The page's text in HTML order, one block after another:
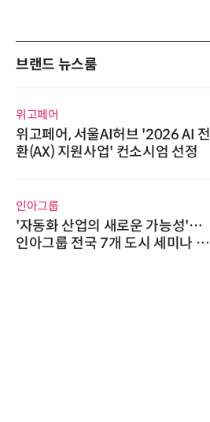
브랜드 뉴스룸
위고페어
위고페어, 서울AI허브 '2026 AI 전
환(AX) 지원사업' 컨소시엄 선정
인아그룹
'자동화 산업의 새로운 가능성'…
인아그룹 전국 7개 도시 세미나 페